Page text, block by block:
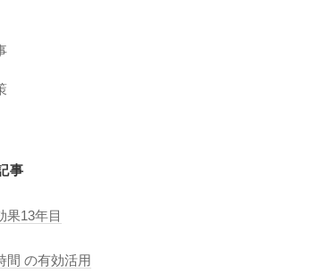
事
果13年目
間 の有効活用